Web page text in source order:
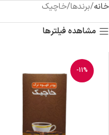
خانه برندها خاچیک
مشاهده فیلترها
-11%